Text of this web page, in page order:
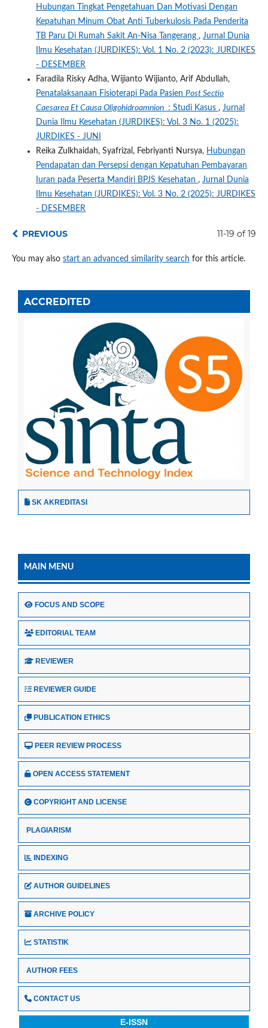
Hubungan Tingkat Pengetahuan Dan Motivasi Dengan
Kepatuhan Minum Obat Anti Tuberkulosis Pada Penderita
TB Paru Di Rumah Sakit An-Nisa Tangerang , Jurnal Dunia
Ilmu Kesehatan (JURDIKES): Vol. 1 No. 2 (2023): JURDIKES
- DESEMBER
Faradila Risky Adha, Wijianto Wijianto, Arif Abdullah,
Penatalaksanaan Fisioterapi Pada Pasien Post Sectio
Caesarea Et Causa Oligohidroamnion : Studi Kasus , Jurnal
Dunia Ilmu Kesehatan (JURDIKES): Vol. 3 No. 1 (2025):
JURDIKES - JUNI
Reika Zulkhaidah, Syafrizal, Febriyanti Nursya, Hubungan
Pendapatan dan Persepsi dengan Kepatuhan Pembayaran
Iuran pada Peserta Mandiri BPJS Kesehatan , Jurnal Dunia
Ilmu Kesehatan (JURDIKES): Vol. 3 No. 2 (2025): JURDIKES
- DESEMBER
PREVIOUS 11-19 of 19
You may also start an advanced similarity search for this article.
ACCREDITED
SK AKREDITASI
MAIN MENU
FOCUS AND SCOPE
EDITORIAL TEAM
REVIEWER
REVIEWER GUIDE
PUBLICATION ETHICS
PEER REVIEW PROCESS
OPEN ACCESS STATEMENT
COPYRIGHT AND LICENSE
PLAGIARISM
INDEXING
AUTHOR GUIDELINES
ARCHIVE POLICY
STATISTIK
AUTHOR FEES
CONTACT US
E-ISSN